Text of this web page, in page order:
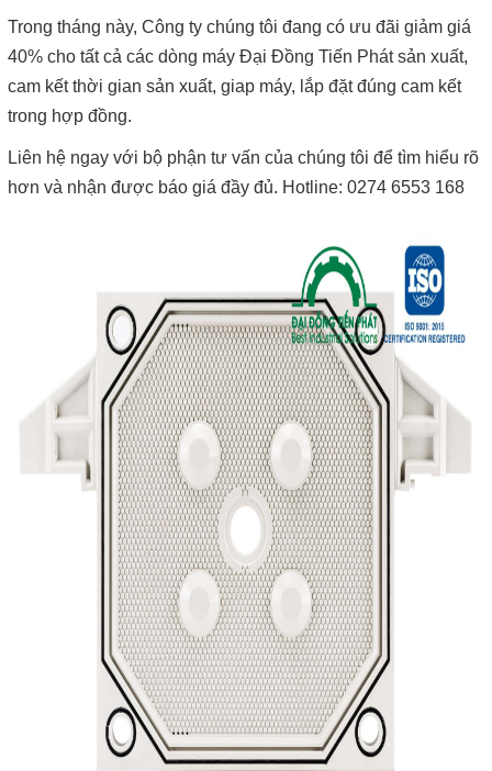
Trong tháng này, Công ty chúng tôi đang có ưu đãi giảm giá
40% cho tất cả các dòng máy Đại Đồng Tiến Phát sản xuất,
cam kết thời gian sản xuất, giap máy, lắp đặt đúng cam kết
trong hợp đồng.
Liên hệ ngay với bộ phận tư vấn của chúng tôi để tìm hiểu rõ
hơn và nhận được báo giá đầy đủ. Hotline: 0274 6553 168